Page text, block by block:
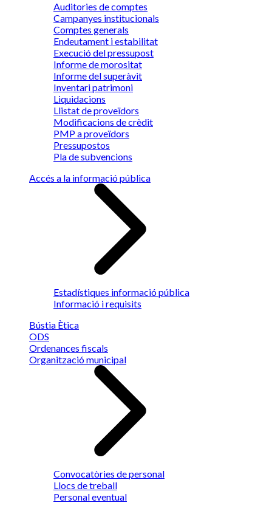
Auditories de comptes
Campanyes institucionals
Comptes generals
Endeutament i estabilitat
Execució del pressupost
Informe de morositat
Informe del superàvit
Inventari patrimoni
Liquidacions
Llistat de proveïdors
Modificacions de crèdit
PMP a proveïdors
Pressupostos
Pla de subvencions
Accés a la informació pública
Estadístiques informació pública
Informació i requisits
Bústia Ètica
ODS
Ordenances fiscals
Organització municipal
Convocatòries de personal
Llocs de treball
Personal eventual